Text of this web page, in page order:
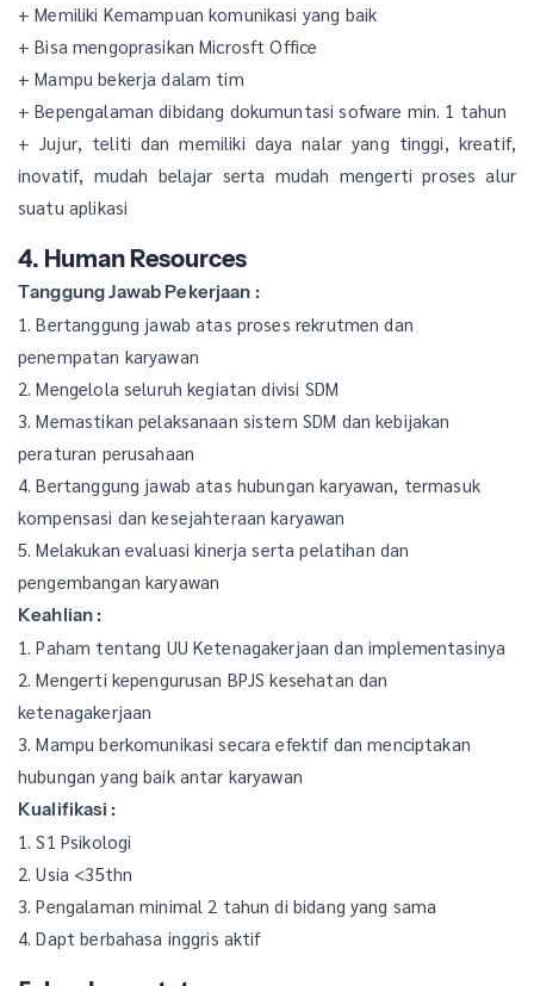
+ Memiliki Kemampuan komunikasi yang baik
+ Bisa mengoprasikan Microsft Office
+ Mampu bekerja dalam tim
+ Bepengalaman dibidang dokumuntasi sofware min. 1 tahun
+ Jujur, teliti dan memiliki daya nalar yang tinggi, kreatif,
inovatif, mudah belajar serta mudah mengerti proses alur
suatu aplikasi
4. Human Resources
Tanggung Jawab Pekerjaan :
1. Bertanggung jawab atas proses rekrutmen dan
penempatan karyawan
2. Mengelola seluruh kegiatan divisi SDM
3. Memastikan pelaksanaan sistem SDM dan kebijakan
peraturan perusahaan
4. Bertanggung jawab atas hubungan karyawan, termasuk
kompensasi dan kesejahteraan karyawan
5. Melakukan evaluasi kinerja serta pelatihan dan
pengembangan karyawan
Keahlian :
1. Paham tentang UU Ketenagakerjaan dan implementasinya
2. Mengerti kepengurusan BPJS kesehatan dan
ketenagakerjaan
3. Mampu berkomunikasi secara efektif dan menciptakan
hubungan yang baik antar karyawan
Kualifikasi :
1. S1 Psikologi
2. Usia <35thn
3. Pengalaman minimal 2 tahun di bidang yang sama
4. Dapt berbahasa inggris aktif